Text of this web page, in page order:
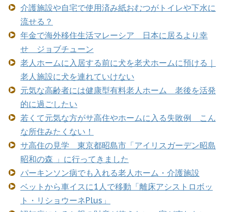
介護施設や自宅で使用済み紙おむつがトイレや下水に
流せる？
年金で海外移住生活マレーシア 日本に居るより幸
せ ジョブチューン
老人ホームに入居する前に犬を老犬ホームに預ける｜
老人施設に犬を連れていけない
元気な高齢者には健康型有料老人ホーム 老後を活発
的に過ごしたい
若くて元気な方がサ高住やホームに入る失敗例 こん
な所住みたくない！
サ高住の見学 東京都昭島市「アイリスガーデン昭島
昭和の森 」に行ってきました
パーキンソン病でも入れる老人ホーム・介護施設
ベットから車イスに1人で移動「離床アシストロボッ
ト・リショウーネPlus」